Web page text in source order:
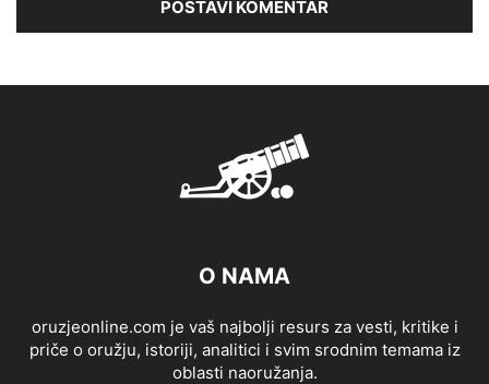
O NAMA
oruzjeonline.com je vaš najbolji resurs za vesti, kritike i
priče o oružju, istoriji, analitici i svim srodnim temama iz
oblasti naoružanja.